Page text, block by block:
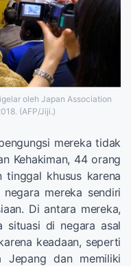
oleh Japan Association
(AFP/Jiji.)
mereka tidak
Kehakiman, 44 orang
khusus karena
mereka sendiri
Di antara mereka,
situasi di negara asal
keadaan, seperti
Jepang dan memiliki